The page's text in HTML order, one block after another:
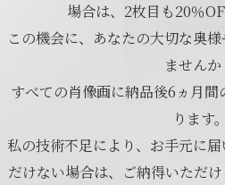
場合は、2枚目も20％
この機会に、あなたの大切な奥
ませんか
すべての肖像画に納品後6ヵ月
ります。
私の技術不足により、お手元に
だけない場合は、ご納得いただ